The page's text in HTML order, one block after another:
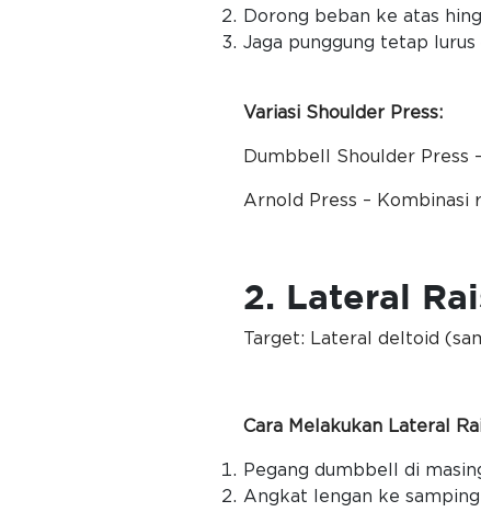
Dorong beban ke atas
Jaga punggung tetap
Variasi Shoulder Press:
Dumbbell Shoulder Press
Arnold Press – Kombinasi
2. Lateral
Target: Lateral deltoid
Cara Melakukan Lateral
Pegang dumbbell di
Angkat lengan ke